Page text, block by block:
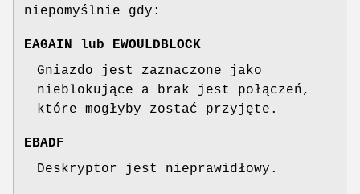
niepomyślnie gdy:
EAGAIN lub EWOULDBLOCK
Gniazdo jest zaznaczone jako
nieblokujące a brak jest połączeń,
które mogłyby zostać przyjęte.
EBADF
Deskryptor jest nieprawidłowy.